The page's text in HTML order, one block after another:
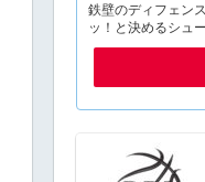
鉄壁のディフェン
ッ！と決めるシュ